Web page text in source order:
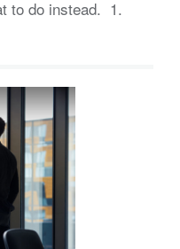
to do instead. 1.